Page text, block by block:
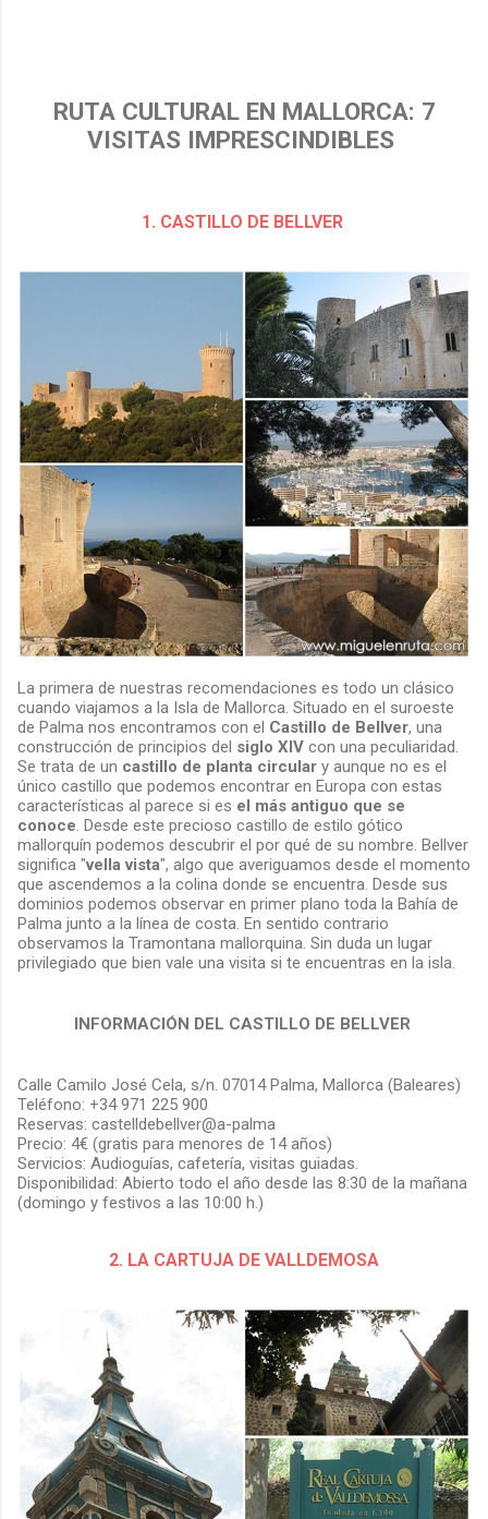
RUTA CULTURAL EN MALLORCA: 7
VISITAS IMPRESCINDIBLES
1. CASTILLO DE BELLVER
La primera de nuestras recomendaciones es todo un clásico
cuando viajamos a la Isla de Mallorca. Situado en el suroeste
de Palma nos encontramos con el Castillo de Bellver, una
construcción de principios del siglo XIV con una peculiaridad.
Se trata de un castillo de planta circular y aunque no es el
único castillo que podemos encontrar en Europa con estas
características al parece si es el más antiguo que se
conoce. Desde este precioso castillo de estilo gótico
mallorquín podemos descubrir el por qué de su nombre. Bellver
significa "vella vista", algo que averiguamos desde el momento
que ascendemos a la colina donde se encuentra. Desde sus
dominios podemos observar en primer plano toda la Bahía de
Palma junto a la línea de costa. En sentido contrario
observamos la Tramontana mallorquina. Sin duda un lugar
privilegiado que bien vale una visita si te encuentras en la isla.
INFORMACIÓN DEL CASTILLO DE BELLVER
Calle Camilo José Cela, s/n. 07014 Palma, Mallorca (Baleares)
Teléfono: +34 971 225 900
Reservas: castelldebellver@a-palma
Precio: 4€ (gratis para menores de 14 años)
Servicios: Audioguías, cafetería, visitas guiadas.
Disponibilidad: Abierto todo el año desde las 8:30 de la mañana
(domingo y festivos a las 10:00 h.)
2. LA CARTUJA DE VALLDEMOSA